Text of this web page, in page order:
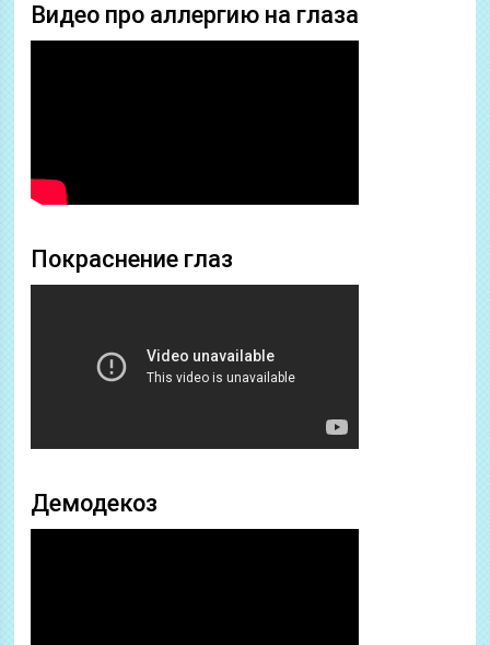
Видео про аллергию на глаза
Покраснение глаз
Демодекоз